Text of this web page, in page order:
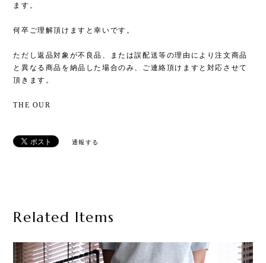
ます。
何卒ご理解頂けますと幸いです。
ただし返品対象が不良品、または誤配送等の理由により注文商品
と異なる商品を納品した場合のみ、ご連絡頂けますと対応させて
頂きます。
THE OUR
通報する
Related Items